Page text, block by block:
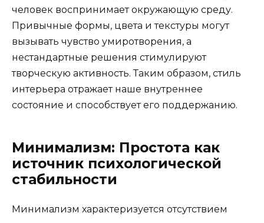
человек воспринимает окружающую среду.
Привычные формы, цвета и текстуры могут
вызывать чувство умиротворения, а
нестандартные решения стимулируют
творческую активность. Таким образом, стиль
интерьера отражает наше внутреннее
состояние и способствует его поддержанию.
Минимализм: Простота как
источник психологической
стабильности
Минимализм характеризуется отсутствием